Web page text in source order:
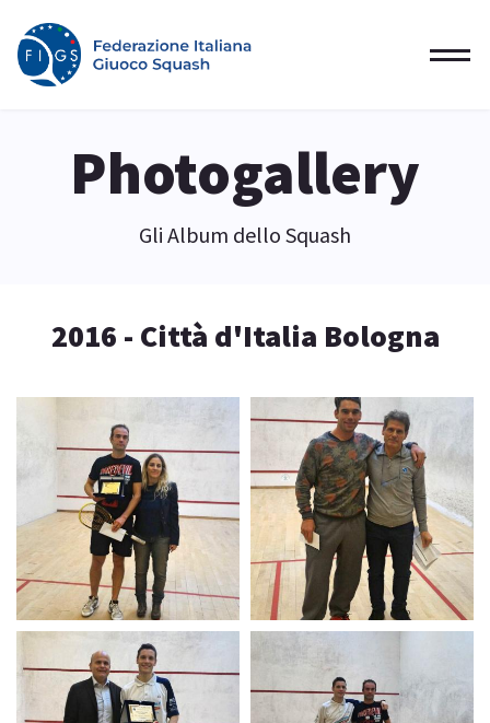
Photogallery
Gli Album dello Squash
2016 - Città d'Italia Bologna